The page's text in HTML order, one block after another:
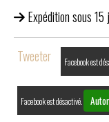
Expédition sous 15
Tweeter Facebook est
Facebook est désactivé.